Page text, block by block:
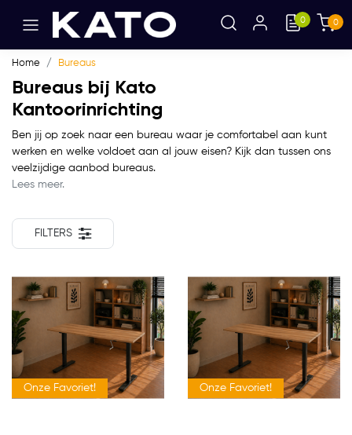
0 0
Home Bureaus
Bureaus bij Kato
Kantoorinrichting
Ben jij op zoek naar een bureau waar je comfortabel aan kunt
werken en welke voldoet aan al jouw eisen? Kijk dan tussen ons
veelzijdige aanbod bureaus.
Lees meer.
FILTERS
Onze Favoriet! Onze Favoriet!